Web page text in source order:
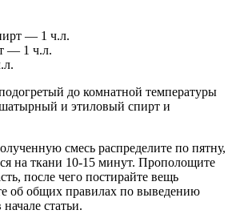
— 1 ч.л.
— 1 ч.л.
до комнатной температуры
и этиловый спирт и
смесь распределите по пятну,
на ткани 10-15 минут. Прополощите
после чего постирайте вещь
об общих правилах по выведению
статьи.